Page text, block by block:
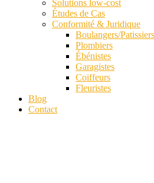
Solutions low-cost
Études de Cas
Conformité & Juridique
Boulangers/Patissiers
Plombiers
Ébénistes
Garagistes
Coiffeurs
Fleuristes
Blog
Contact